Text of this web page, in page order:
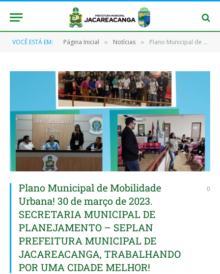
VOCÊ ESTÁ EM: Página Inicial » Notícias » Plano Municipal de Mobilidade Urbana! 30 de março de 2023. SECRETARIA MUNICIPAL DE PLANEJAMENTO – SEPLAN PREFEITURA MUNICIPAL DE JACAREACANGA, TRABALHANDO POR UMA CIDADE MELHOR!
Plano Municipal de Mobilidade
Urbana! 30 de março de 2023.
SECRETARIA MUNICIPAL DE
PLANEJAMENTO – SEPLAN
PREFEITURA MUNICIPAL DE
JACAREACANGA, TRABALHANDO
POR UMA CIDADE MELHOR!
0